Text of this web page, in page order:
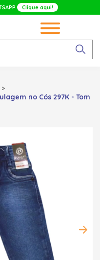
Clique aqui!
no Cós 297K - Tom